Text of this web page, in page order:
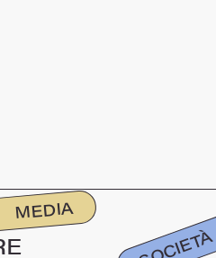
MEDIA
SOCIETÀ